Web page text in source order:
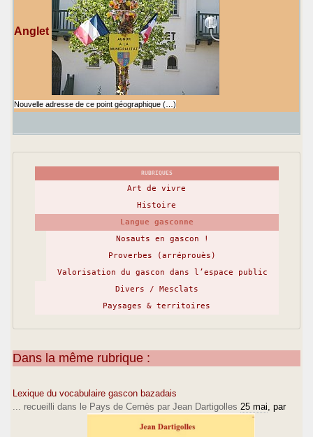
Anglet
Nouvelle adresse de ce point géographique (…)
RUBRIQUES
Art de vivre
Histoire
Langue gasconne
Nosauts en gascon !
Proverbes (arréprouès)
Valorisation du gascon dans l’espace public
Divers / Mesclats
Paysages & territoires
Dans la même rubrique :
Lexique du vocabulaire gascon bazadais
... recueilli dans le Pays de Cernès par Jean Dartigolles 25 mai , par